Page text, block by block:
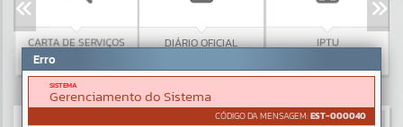
CARTA DE SERVIÇOS DIÁRIO OFICIAL IPTU
Erro
SISTEMA
Gerenciamento do Sistema
CÓDIGO DA MENSAGEM:EST-000040